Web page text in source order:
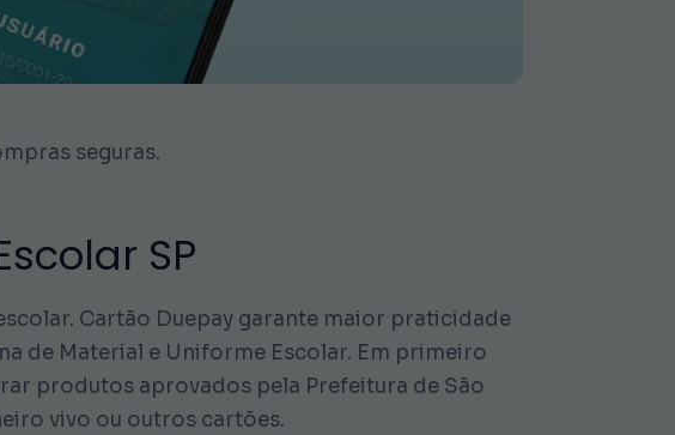
seguras.
SP
Cartão Duepay garante maior praticidade
de Material e Uniforme Escolar. Em primeiro
produtos aprovados pela Prefeitura de São
vivo ou outros cartões.